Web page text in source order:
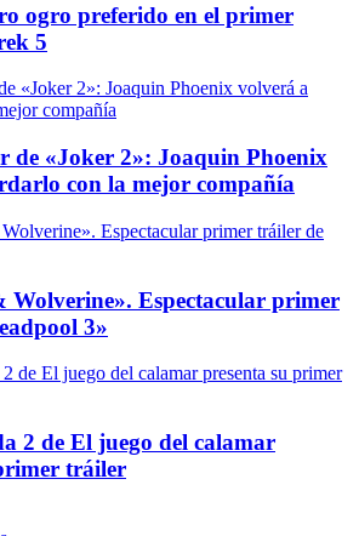
ogro preferido en el primer
5
de «Joker 2»: Joaquin Phoenix
con la mejor compañía
Wolverine». Espectacular primer
3»
2 de El juego del calamar
tráiler